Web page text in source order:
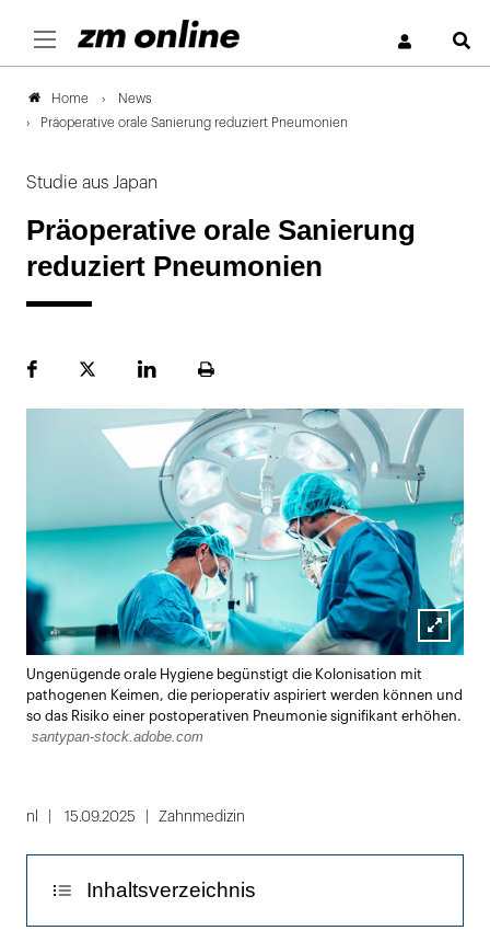
Home
News
Präoperative orale Sanierung reduziert Pneumonien
Studie aus Japan
Präoperative orale Sanierung
reduziert Pneumonien
FacebookPlattformLinekdInSeite
Lightbox
öffnen
Ungenügende orale Hygiene begünstigt die Kolonisation mit
pathogenen Keimen, die perioperativ aspiriert werden können und
so das Risiko einer postoperativen Pneumonie signifikant erhöhen.
santypan-stock.adobe.com
nl 15.09.2025 Zahnmedizin
Inhaltsverzeichnis